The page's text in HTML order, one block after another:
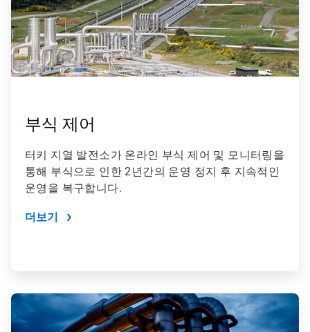
부식 제어
터키 지열 발전소가 온라인 부식 제어 및 모니터링을
통해 부식으로 인한 2년간의 운영 정지 후 지속적인
운영을 복구합니다.
더보기
ArticleTile